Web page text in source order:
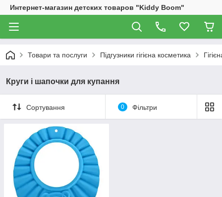
Интернет-магазин детских товаров "Kiddy Boom"
Товари та послуги Підгузники гігієна косметика
Круги і шапочки для купання
Сортування 0 Фільтри